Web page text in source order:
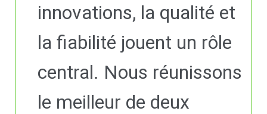
innovations, la qualité et
la fiabilité jouent un rôle
central. Nous réunissons
le meilleur de deux